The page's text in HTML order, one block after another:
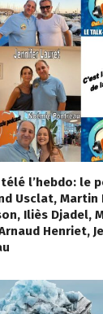
l’hebdo: le
Usclat, Martin
Iliès Djadel,
Henriet,